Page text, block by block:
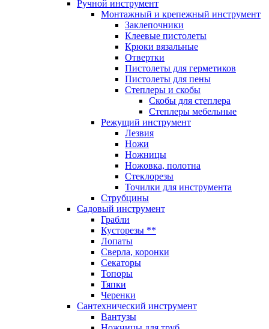
Ручной инструмент
Монтажный и крепежный инструмент
Заклепочники
Клеевые пистолеты
Крюки вязальные
Отвертки
Пистолеты для герметиков
Пистолеты для пены
Степлеры и скобы
Скобы для степлера
Степлеры мебельные
Режущий инструмент
Лезвия
Ножи
Ножницы
Ножовка, полотна
Стеклорезы
Точилки для инструмента
Струбцины
Садовый инструмент
Грабли
Кусторезы **
Лопаты
Сверла, коронки
Секаторы
Топоры
Тяпки
Черенки
Сантехнический инструмент
Вантузы